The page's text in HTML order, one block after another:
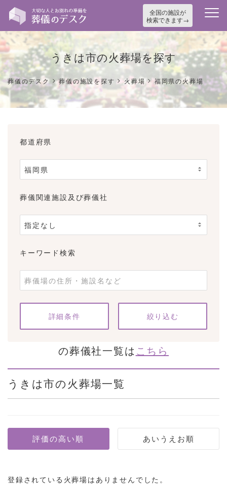
全国の施設が
検索できます
うきは市の火葬場を探す
葬儀のデスク >葬儀の施設を探す > 火葬場>福岡県の火葬場
都道府県
葬儀関連施設及び葬儀社
キーワード検索
条件をクリア
詳細条件
の葬儀社一覧は こちら
うきは市の火葬場一覧
登録されている火葬場はありませんでした。